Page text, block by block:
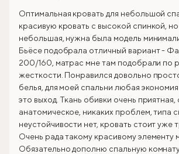
Оптимальная кровать для небольшой
красивую кровать с высокой спинкой,
небольшая, нужна была модель
Бьёсе подобрала отличный вариант -
200/160, матрас мне там подобрали по
жесткости. Понравился довольно
белья, для моей спальни любая
это выход. Ткань обивки очень
анатомическое, никаких проблем, типа
неустойчивости нет, кровать стоит уже
Очень рада такому красивому элементу
Обязательно дополню спальную